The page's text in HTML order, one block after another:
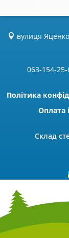
вулиця
063-154-25-
Політика
Оплата
Склад